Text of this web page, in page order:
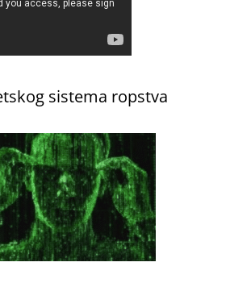
sistema ropstva